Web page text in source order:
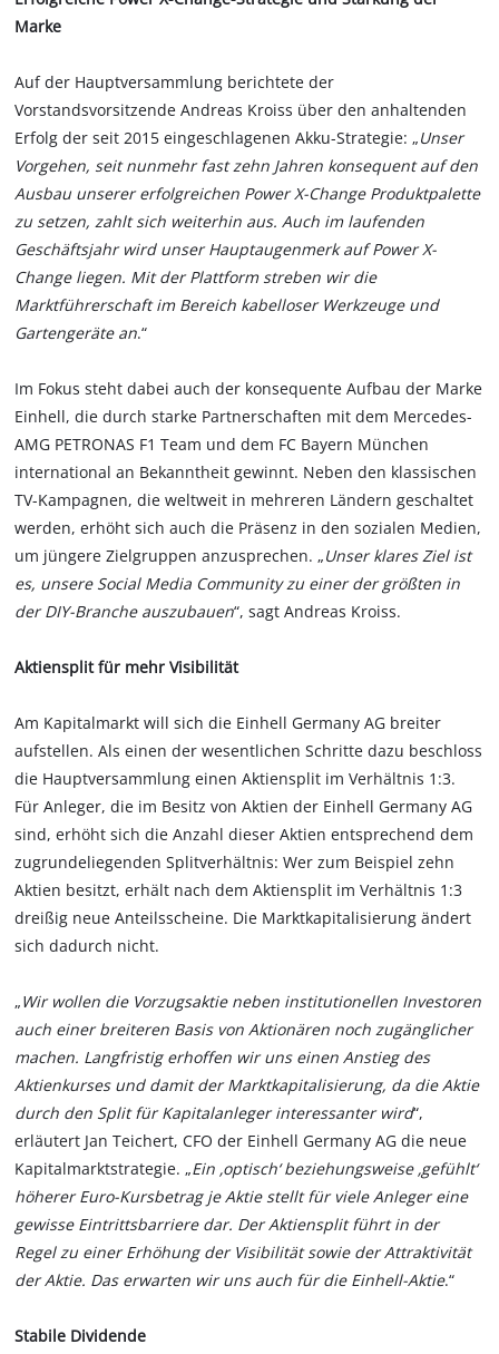
Marke
Auf der Hauptversammlung berichtete der
Vorstandsvorsitzende Andreas Kroiss über den anhaltenden
Erfolg der seit 2015 eingeschlagenen Akku-Strategie: „Unser
Vorgehen, seit nunmehr fast zehn Jahren konsequent auf den
Ausbau unserer erfolgreichen Power X-Change Produktpalette
zu setzen, zahlt sich weiterhin aus. Auch im laufenden
Geschäftsjahr wird unser Hauptaugenmerk auf Power X-
Change liegen. Mit der Plattform streben wir die
Marktführerschaft im Bereich kabelloser Werkzeuge und
Gartengeräte an.“
Im Fokus steht dabei auch der konsequente Aufbau der Marke
Einhell, die durch starke Partnerschaften mit dem Mercedes-
AMG PETRONAS F1 Team und dem FC Bayern München
international an Bekanntheit gewinnt. Neben den klassischen
TV-Kampagnen, die weltweit in mehreren Ländern geschaltet
werden, erhöht sich auch die Präsenz in den sozialen Medien,
um jüngere Zielgruppen anzusprechen. „Unser klares Ziel ist
es, unsere Social Media Community zu einer der größten in
der DIY-Branche auszubauen“, sagt Andreas Kroiss.
Aktiensplit für mehr Visibilität
Am Kapitalmarkt will sich die Einhell Germany AG breiter
aufstellen. Als einen der wesentlichen Schritte dazu beschloss
die Hauptversammlung einen Aktiensplit im Verhältnis 1:3.
Für Anleger, die im Besitz von Aktien der Einhell Germany AG
sind, erhöht sich die Anzahl dieser Aktien entsprechend dem
zugrundeliegenden Splitverhältnis: Wer zum Beispiel zehn
Aktien besitzt, erhält nach dem Aktiensplit im Verhältnis 1:3
dreißig neue Anteilsscheine. Die Marktkapitalisierung ändert
sich dadurch nicht.
„Wir wollen die Vorzugsaktie neben institutionellen Investoren
auch einer breiteren Basis von Aktionären noch zugänglicher
machen. Langfristig erhoffen wir uns einen Anstieg des
Aktienkurses und damit der Marktkapitalisierung, da die Aktie
durch den Split für Kapitalanleger interessanter wird“,
erläutert Jan Teichert, CFO der Einhell Germany AG die neue
Kapitalmarktstrategie. „Ein ‚optisch‘ beziehungsweise ‚gefühlt‘
höherer Euro-Kursbetrag je Aktie stellt für viele Anleger eine
gewisse Eintrittsbarriere dar. Der Aktiensplit führt in der
Regel zu einer Erhöhung der Visibilität sowie der Attraktivität
der Aktie. Das erwarten wir uns auch für die Einhell-Aktie.“
Stabile Dividende